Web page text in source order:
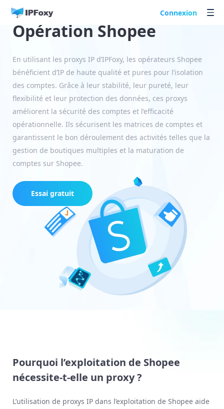
Connexion
Opération Shopee
En utilisant les proxys IP d’IPFoxy, les opérateurs Shopee
bénéficient d’IP de haute qualité et pures pour l’isolation
des comptes. Grâce à leur stabilité, leur pureté, leur
flexibilité et leur protection des données, ces proxys
améliorent la sécurité des comptes et l’efficacité
opérationnelle. Ils sécurisent les matrices de comptes et
garantissent le bon déroulement des activités telles que la
gestion de boutiques multiples et la maturation de
comptes sur Shopee.
Essai gratuit
Pourquoi l’exploitation de Shopee
nécessite-t-elle un proxy ?
L’utilisation de proxys IP dans l’exploitation de Shopee aide